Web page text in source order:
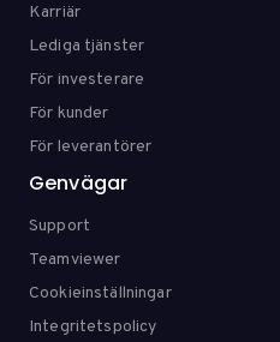
Karriär
Lediga tjänster
För investerare
För kunder
För leverantörer
Genvägar
Support
Teamviewer
Cookieinställningar
Integritetspolicy